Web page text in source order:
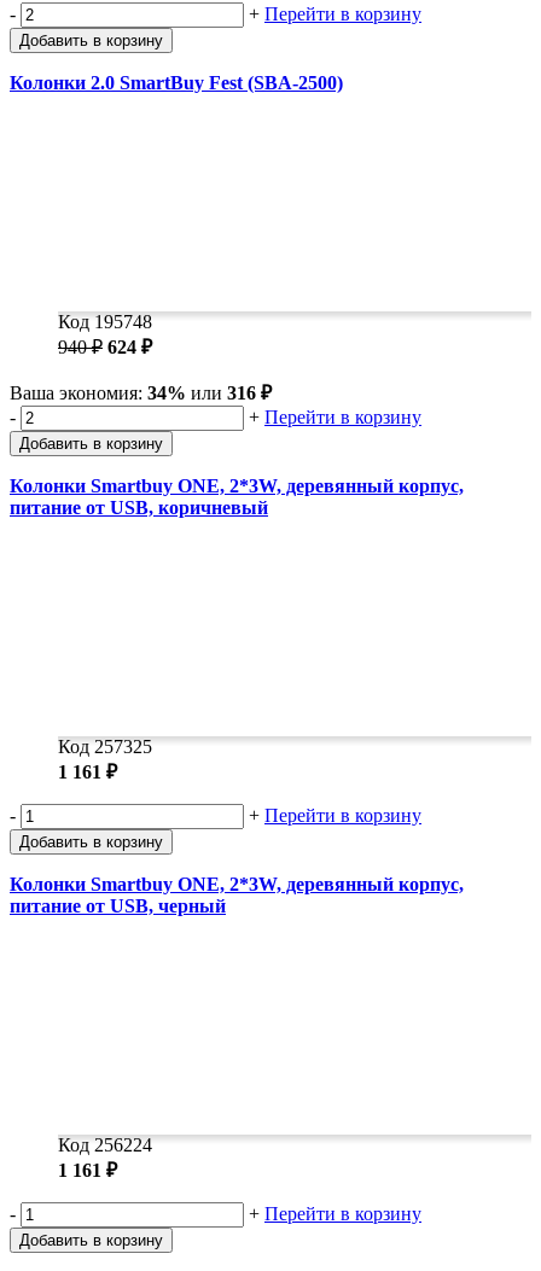
- + Перейти в корзину
Добавить в корзину
Колонки 2.0 SmartBuy Fest (SBA-2500)
Код 195748
940 ₽ 624 ₽
Ваша экономия: 34% или 316 ₽
-
+ Перейти в корзину
Добавить в корзину
Колонки Smartbuy ONE, 2*3W, деревянный корпус,
питание от USB, коричневый
Код 257325
1 161 ₽
- + Перейти в корзину
Добавить в корзину
Колонки Smartbuy ONE, 2*3W, деревянный корпус,
питание от USB, черный
Код 256224
1 161 ₽
- + Перейти в корзину
Добавить в корзину